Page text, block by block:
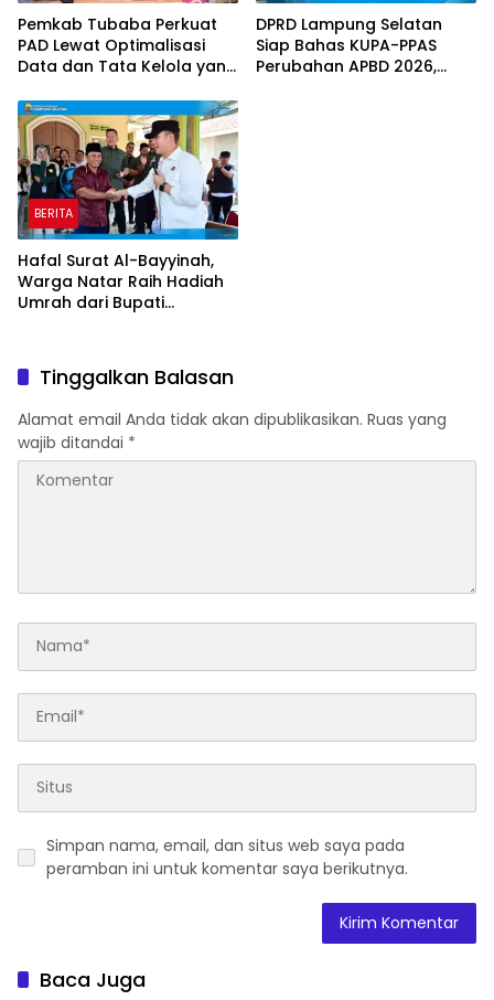
Pemkab Tubaba Perkuat
PAD Lewat Optimalisasi
Data dan Tata Kelola yang
DPRD Lampung Selatan
Siap Bahas KUPA-PPAS
Perubahan APBD 2026,
BERITA
Hafal Surat Al-Bayyinah,
Warga Natar Raih Hadiah
Umrah dari Bupati
Tinggalkan Balasan
Alamat email Anda tidak akan dipublikasikan. Ruas yang
wajib ditandai *
Simpan nama, email, dan situs web saya pada
peramban ini untuk komentar saya berikutnya.
Baca Juga